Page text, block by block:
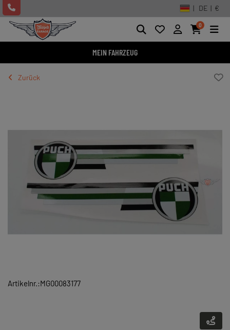
| DE | €
0
MEIN FAHRZEUG
Zurück
Artikelnr.:MG00083177